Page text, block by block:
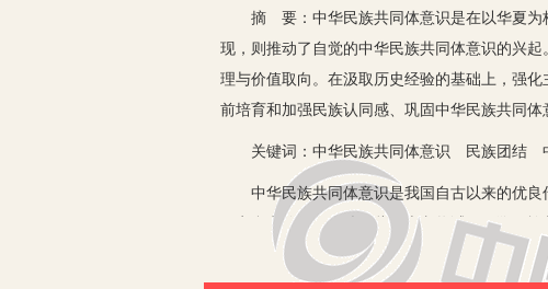
摘 要：中华民族共同体意识是在以华夏为核
现，则推动了自觉的中华民族共同体意识的兴
理与价值取向。在汲取历史经验的基础上，强
前培育和加强民族认同感、巩固中华民族共同体
关键词：中华民族共同体意识 民族团结
中华民族共同体意识是我国自古以来的优良
现实参考价值。有鉴于此，本文将试图回溯民
可能蕴含的内在价值取向。